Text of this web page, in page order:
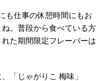
も仕事の休憩時間にもお
。普段から食べている方
た期間限定フレーバーは
「じゃがりこ 梅味」